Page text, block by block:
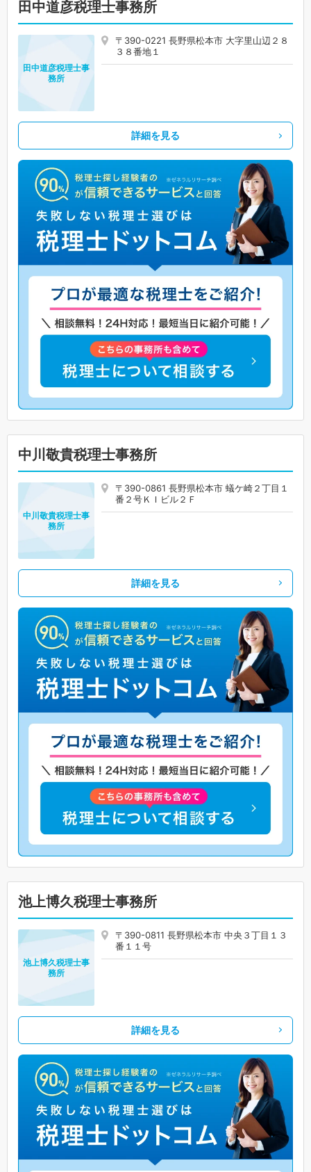
田中道彦税理士事務所
〒390-0221 長野県松本市 大字里山辺２８
３８番地１
田中道彦税理士事
務所
詳細を見る
中川敬貴税理士事務所
〒390-0861 長野県松本市 蟻ケ崎２丁目１
番２号ＫＩビル２Ｆ
中川敬貴税理士事
務所
詳細を見る
池上博久税理士事務所
〒390-0811 長野県松本市 中央３丁目１３
番１１号
池上博久税理士事
務所
詳細を見る